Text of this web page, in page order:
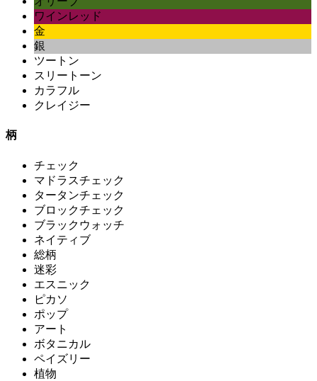
ワインレッド
金
銀
ツートン
スリートーン
カラフル
クレイジー
柄
チェック
マドラスチェック
タータンチェック
ブロックチェック
ブラックウォッチ
ネイティブ
総柄
迷彩
エスニック
ピカソ
ポップ
アート
ボタニカル
ペイズリー
植物